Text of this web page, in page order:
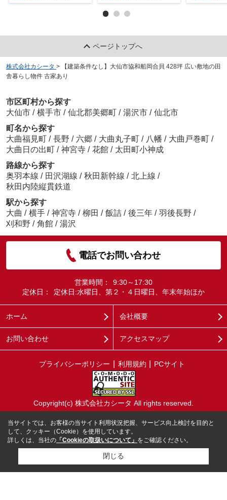
ページトップへ
株式会社カシータ >
【建築条件なし】大仙市協和船岡合貝 428坪 広い敷地の田
舎暮らし物件 古家あり
市区町村から探す
大仙市 / 横手市 / 仙北郡美郷町 / 湯沢市 / 仙北市
町名から探す
大曲福見町 / 長野 / 六郷 / 大曲丸子町 / 八幡 / 大曲戸巻町 /
大曲日の出町 / 神宮寺 / 花館 / 太田町小神成
路線から探す
奥羽本線 / 田沢湖線 / 秋田新幹線 / 北上線 /
秋田内陸縦貫鉄道
駅から探す
大曲 / 横手 / 神宮寺 / 柳田 / 飯詰 / 後三年 / 羽後長野 /
刈和野 / 角館 / 湯沢
電話でお問い合わせ
営業時間：
9:30～17:30
定休日：
定休日:水曜日、第２・４日曜日、年末年始ほか
ホーム 会社概要
お問い合わせ アクセスマップ
プライバシーポリシー 利用規約 PCサイト
Copyright(c) 株式会社カシータ All rights reserved.
当サイトでは、お客様の当サイト利用状況把握、サービス向上検討を目的と
して、クッキー（Cookie）を使用しています。
詳しくは、当社の 「Cookieの取扱いについて」 をご確認ください。
閉じる